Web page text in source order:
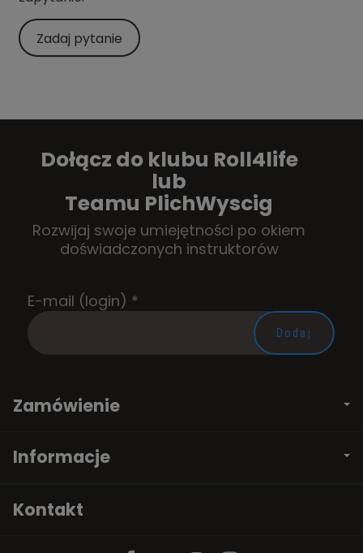
Zadaj pytanie
Dołącz do klubu Roll4life
lub
Teamu PlichWyscig
Rozwijaj swoje umiejętności po okiem
doświadczonych instruktorów
E-mail (login) *
Zamówienie
Informacje
Kontakt